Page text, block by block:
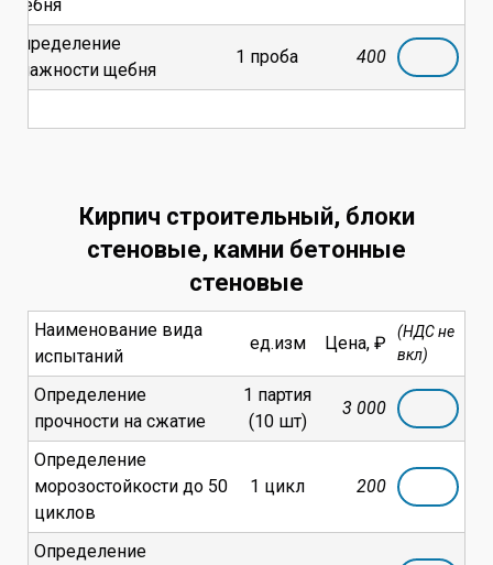
щебня
Определение
влажности щебня
1 проба 400
Кирпич строительный, блоки
стеновые, камни бетонные
стеновые
Наименование вида
испытаний
ед.изм Цена, ₽
(НДС не
вкл)
Определение
прочности на сжатие
1 партия
(10 шт)
3 000
Определение
морозостойкости до 50
циклов
1 цикл 200
Определение